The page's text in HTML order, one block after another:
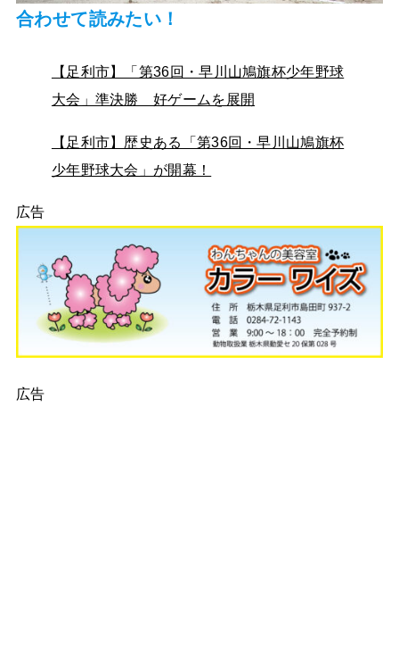
合わせて読みたい！
【足利市】「第36回・早川山鳩旗杯少年野球
大会」準決勝 好ゲームを展開
【足利市】歴史ある「第36回・早川山鳩旗杯
少年野球大会」が開幕！
広告
広告